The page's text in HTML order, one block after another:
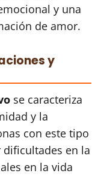
y una
de amor.
y
se caracteriza
y la
con este tipo
en la
en la vida